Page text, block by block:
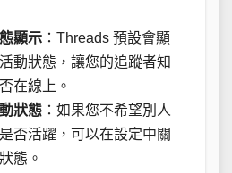
顯示 ：Threads 預設會顯
動狀態，讓您的追蹤者知
在線上。
狀態 ：如果您不希望別人
否活躍，可以在設定中關
態。